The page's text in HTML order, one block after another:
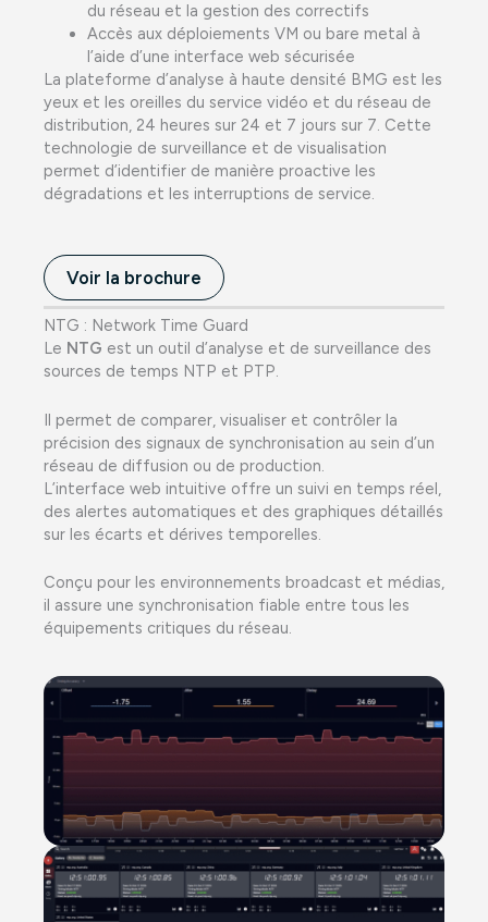
du réseau et la gestion des correctifs
Accès aux déploiements VM ou bare metal à
l’aide d’une interface web sécurisée
La plateforme d’analyse à haute densité BMG est les
yeux et les oreilles du service vidéo et du réseau de
distribution, 24 heures sur 24 et 7 jours sur 7. Cette
technologie de surveillance et de visualisation
permet d’identifier de manière proactive les
dégradations et les interruptions de service.
Voir la brochure
NTG : Network Time Guard
Le NTG est un outil d’analyse et de surveillance des
sources de temps NTP et PTP.
Il permet de comparer, visualiser et contrôler la
précision des signaux de synchronisation au sein d’un
réseau de diffusion ou de production.
L’interface web intuitive offre un suivi en temps réel,
des alertes automatiques et des graphiques détaillés
sur les écarts et dérives temporelles.
Conçu pour les environnements broadcast et médias,
il assure une synchronisation fiable entre tous les
équipements critiques du réseau.